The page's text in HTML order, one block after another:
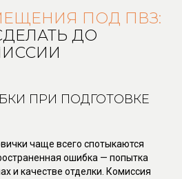
ПОД ПВЗ:
ДО
ПРИ ПОДГОТОВКЕ
чаще всего спотыкаются
ошибка — попытка
и качестве отделки. Комиссия